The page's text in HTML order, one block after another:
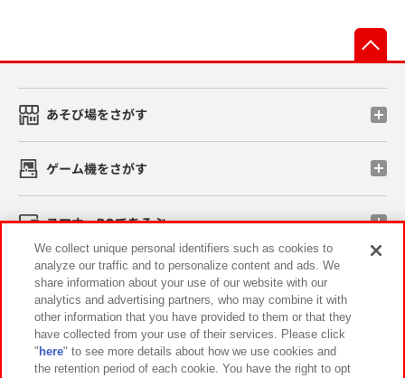
あそび場をさがす
ゲーム機をさがす
スマホ・PCであそぶ
イベント・キャンペーン
関連会社 サステナビリティ サイトポリシー
We collect unique personal identifiers such as cookies to
analyze our traffic and to personalize content and ads. We
share information about your use of our website with our
analytics and advertising partners, who may combine it with
other information that you have provided to them or that they
have collected from your use of their services. Please click
" here" to see more details about how we use cookies and
the retention period of each cookie. You have the right to opt